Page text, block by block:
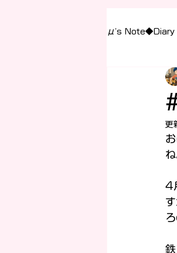
μ's Note◆Diary
更
ね
4